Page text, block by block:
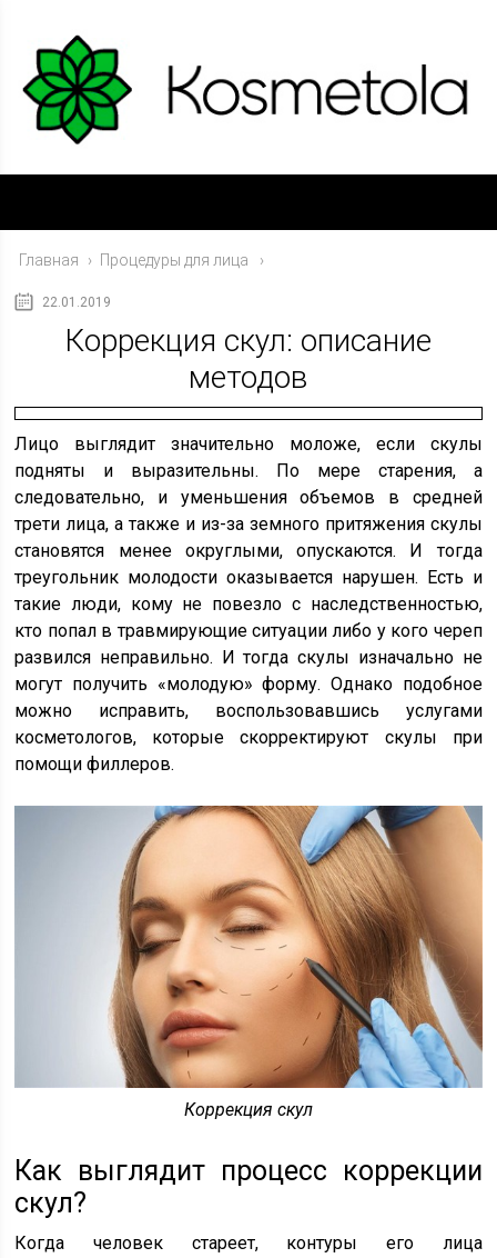
Главная › Процедуры для лица
22.01.2019
Коррекция скул: описание
методов
Лицо выглядит значительно моложе, если скулы
подняты и выразительны. По мере старения, а
следовательно, и уменьшения объемов в средней
трети лица, а также и из-за земного притяжения скулы
становятся менее округлыми, опускаются. И тогда
треугольник молодости оказывается нарушен. Есть и
такие люди, кому не повезло с наследственностью,
кто попал в травмирующие ситуации либо у кого череп
развился неправильно. И тогда скулы изначально не
могут получить «молодую» форму. Однако подобное
можно исправить, воспользовавшись услугами
косметологов, которые скорректируют скулы при
помощи филлеров.
Коррекция скул
Как выглядит процесс коррекции
скул?
Когда человек стареет, контуры его лица